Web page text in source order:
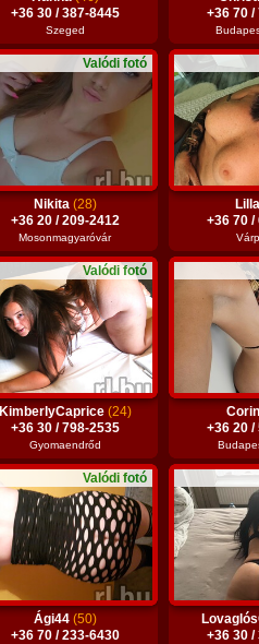
+36 30 / 387-8445
Szeged
+36 70 /
Valódi fotó
Nikita (28)
+36 20 / 209-2412
Mosonmagyaróvár
+36 70 /
Valódi fotó
KimberlyCaprice (24)
+36 30 / 798-2535
Gyomaendrőd
+36 20 /
Valódi fotó
Ági44 (50)
+36 70 / 233-6430
+36 30 /